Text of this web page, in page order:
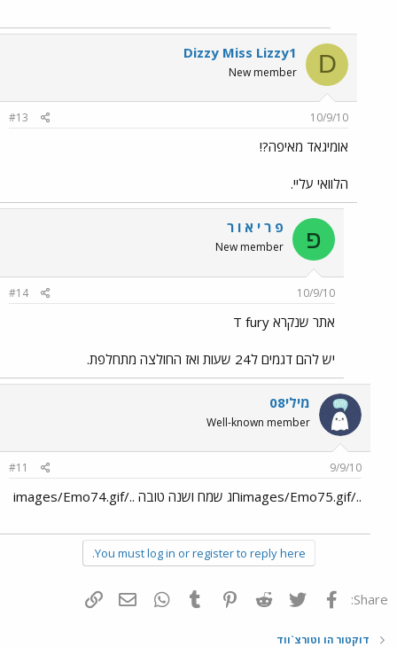
D
Dizzy Miss Lizzy1
New member
10/9/10
#13
אומיגאד מאיפה?!
הלוואי עליי.
פ פ ר י א ו ר
New member
10/9/10
#14
אתר שנקרא T fury
יש להם דגמים ל24 שעות ואז החולצה מתחלפת.
מילי08
Well-known member
9/9/10
#11
../images/Emo75.gifחג שמח ושנה טובה ../images/Emo74.gif
You must log in or register to reply here.
Share: פייסבוק Twitter
Reddit
Pinterest
Tumblr
WhatsAppדואר אלקטרוני
דוקטור הו וטורצ`ווד